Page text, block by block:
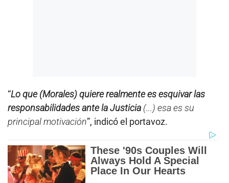
“Lo que (Morales) quiere realmente es esquivar las
responsabilidades ante la Justicia (...) esa es su
principal motivación”, indicó el portavoz.